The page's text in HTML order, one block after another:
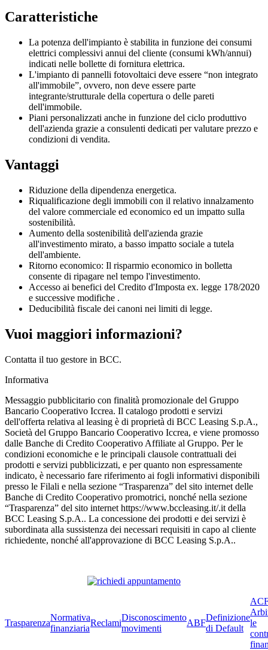
Caratteristiche
La potenza dell'impianto è stabilita in funzione dei consumi
elettrici complessivi annui del cliente (consumi kWh/annui)
indicati nelle bollette di fornitura elettrica.
L'impianto di pannelli fotovoltaici deve essere “non integrato
all'immobile”, ovvero, non deve essere parte
integrante/strutturale della copertura o delle pareti
dell'immobile.
Piani personalizzati anche in funzione del ciclo produttivo
dell'azienda grazie a consulenti dedicati per valutare prezzo e
condizioni di vendita.
Vantaggi
Riduzione della dipendenza energetica.
Riqualificazione degli immobili con il relativo innalzamento
del valore commerciale ed economico ed un impatto sulla
sostenibilità.
Aumento della sostenibilità dell'azienda grazie
all'investimento mirato, a basso impatto sociale a tutela
dell'ambiente.
Ritorno economico: Il risparmio economico in bolletta
consente di ripagare nel tempo l'investimento.
Accesso ai benefici del Credito d'Imposta ex. legge 178/2020
e successive modifiche .
Deducibilità fiscale dei canoni nei limiti di legge.
Vuoi maggiori informazioni?
Contatta il tuo gestore in BCC.
Informativa
Messaggio pubblicitario con finalità promozionale del Gruppo
Bancario Cooperativo Iccrea. Il catalogo prodotti e servizi
dell'offerta relativa al leasing è di proprietà di BCC Leasing S.p.A.,
Società del Gruppo Bancario Cooperativo Iccrea, e viene promosso
dalle Banche di Credito Cooperativo Affiliate al Gruppo. Per le
condizioni economiche e le principali clausole contrattuali dei
prodotti e servizi pubblicizzati, e per quanto non espressamente
indicato, è necessario fare riferimento ai fogli informativi disponibili
presso le Filali e nella sezione “Trasparenza” del sito internet delle
Banche di Credito Cooperativo promotrici, nonché nella sezione
“Trasparenza” del sito internet https://www.bccleasing.it/.it della
BCC Leasing S.p.A.. La concessione dei prodotti e dei servizi è
subordinata alla sussistenza dei necessari requisiti in capo al cliente
richiedente, nonché all'approvazione di BCC Leasing S.p.A..
Trasparenza
Normativa
finanziaria
Reclami
Disconoscimento
movimenti
ABF
Definizione
di Default
le